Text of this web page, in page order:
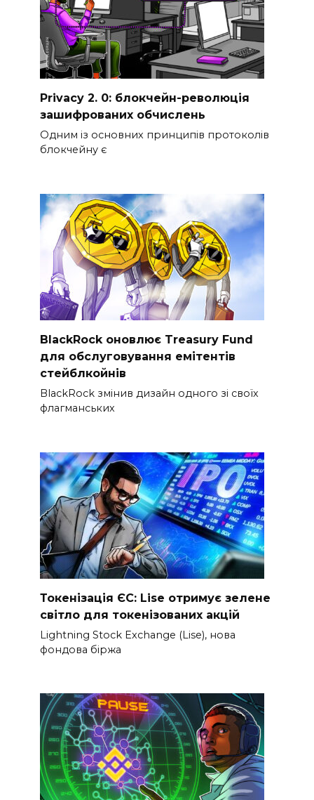
Privacy 2. 0: блокчейн-революція
зашифрованих обчислень
Одним із основних принципів протоколів
блокчейну є
BlackRock оновлює Treasury Fund
для обслуговування емітентів
стейблкойнів
BlackRock змінив дизайн одного зі своїх
флагманських
Токенізація ЄС: Lise отримує зелене
світло для токенізованих акцій
Lightning Stock Exchange (Lise), нова
фондова біржа